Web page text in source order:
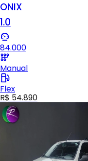
ONIX
1.0
84.000
Manual
Flex
R$ 54.890